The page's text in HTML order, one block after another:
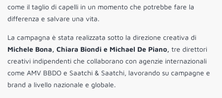
come il taglio di capelli in un momento che potrebbe fare la
differenza e salvare una vita.
La campagna è stata realizzata sotto la direzione creativa di
Michele Bona, Chiara Biondi e Michael De Piano, tre direttori
creativi indipendenti che collaborano con agenzie internazionali
come AMV BBDO e Saatchi & Saatchi, lavorando su campagne e
brand a livello nazionale e globale.